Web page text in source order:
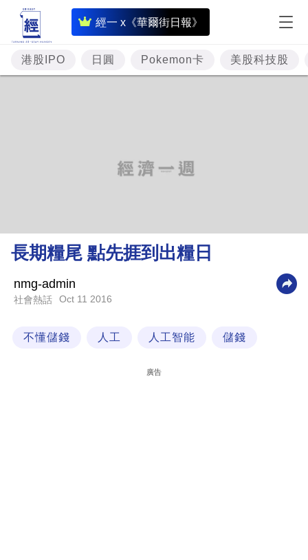
經一 x《華爾街日報》
即
時
財
經
理
財
業
港股IPO 日圓 Pokemon卡 美股科技股
長期糧尾 點先捱到出糧日
nmg-admin
社會熱話 Oct 11 2016
不懂儲錢 人工 人工智能 儲錢
廣告